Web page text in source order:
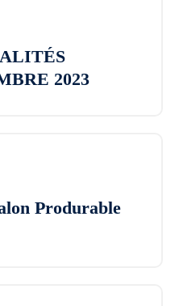
2023
Produrable